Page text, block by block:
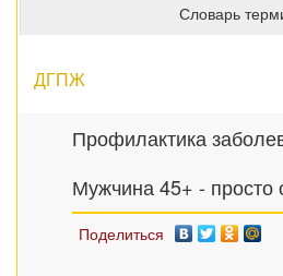
Словарь
ДГПЖ
Профилактика
Мужчина 45+ - просто
Поделиться